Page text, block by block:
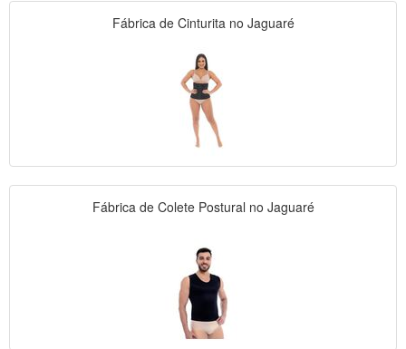
Fábrica de Cinturita no Jaguaré
Fábrica de Colete Postural no Jaguaré